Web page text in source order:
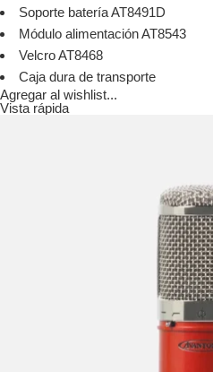
Soporte batería AT8491D
Módulo alimentación AT8543
Velcro AT8468
Caja dura de transporte
Agregar al wishlist...
Vista rápida